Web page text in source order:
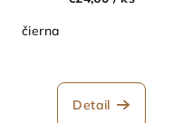
čierna
Detail